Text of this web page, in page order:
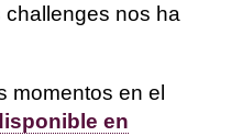
challenges nos ha
momentos en el
en